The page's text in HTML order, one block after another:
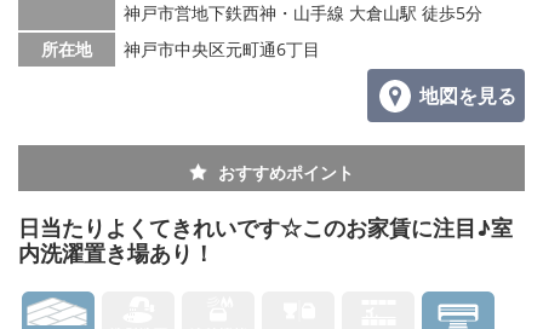
神戸市営地下鉄西神・山手線 大倉山駅 徒歩5分
所在地
神戸市中央区元町通6丁目
地図を見る
おすすめポイント
日当たりよくてきれいです☆このお家賃に注目♪室
内洗濯置き場あり！